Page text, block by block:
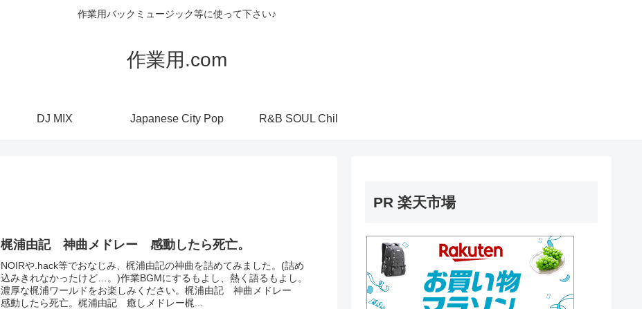
作業用バックミュージック等に使って下さい♪
作業用.com
DJ MIX Japanese City Pop R&B SOUL Chil
梶浦由記 神曲メドレー 感動したら死亡。
NOIRや.hack等でおなじみ、梶浦由記の神曲を詰めてみました。(詰め
込みきれなかったけど…。)作業BGMにするもよし、熱く語るもよし。
濃厚な梶浦ワールドをお楽しみください。梶浦由記 神曲メドレー
感動したら死亡。梶浦由記 癒しメドレー梶...
PR 楽天市場